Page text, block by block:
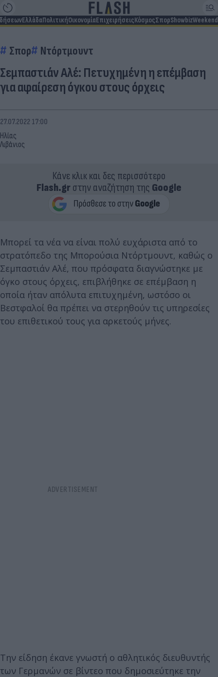
ΕλλάδαΠολιτικήΟικονομίαΕπιχειρήσειςΚόσμοςΣπορShowbizWeekend
Σπορ Ντόρτμουντ
Σεμπαστιάν Αλέ: Πετυχημένη η επέμβαση
για αφαίρεση όγκου στους όρχεις
Ηλίας
Λιβάνιος
27.07.2022 17:00
Κάνε κλικ και δες περισσότερο
Flash.grστην αναζήτηση της Google
Μπορεί τα νέα να είναι πολύ ευχάριστα από το
στρατόπεδο της Μπορούσια Ντόρτμουντ, καθώς ο
Σεμπαστιάν Αλέ, που πρόσφατα διαγνώστηκε με
όγκο στους όρχεις, επιβλήθηκε σε επέμβαση η
οποία ήταν απόλυτα επιτυχημένη, ωστόσο οι
Βεστφαλοί θα πρέπει να στερηθούν τις υπηρεσίες
του επιθετικού τους για αρκετούς μήνες.
Την είδηση έκανε γνωστή ο αθλητικός διευθυντής
των Γερμανών σε βίντεο που δημοσιεύτηκε την